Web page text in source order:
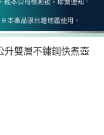
升雙層不鏽鋼快煮壺